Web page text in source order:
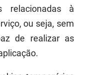
relacionadas à
ou seja, sem
de realizar as